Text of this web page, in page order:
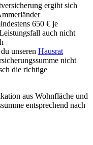
ergibt sich
650 € je
auch nicht
unseren Hausrat
nicht
die richtige
aus Wohnfläche und
entsprechend nach